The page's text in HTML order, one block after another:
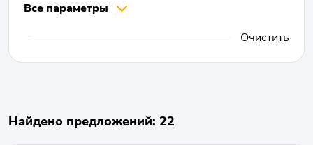
Все параметры
Очистить
Найдено предложений: 22